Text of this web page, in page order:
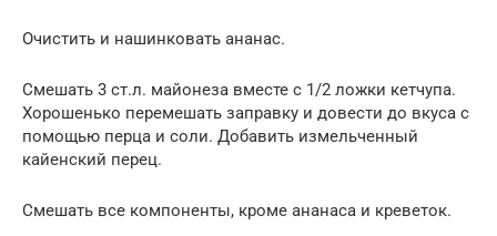
Очистить и нашинковать ананас.
Смешать 3 ст.л. майонеза вместе с 1/2 ложки кетчупа.
Хорошенько перемешать заправку и довести до вкуса с
помощью перца и соли. Добавить измельченный
кайенский перец.
Смешать все компоненты, кроме ананаса и креветок.